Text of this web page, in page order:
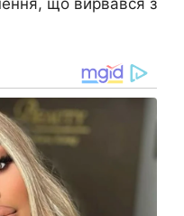
що вирвався з